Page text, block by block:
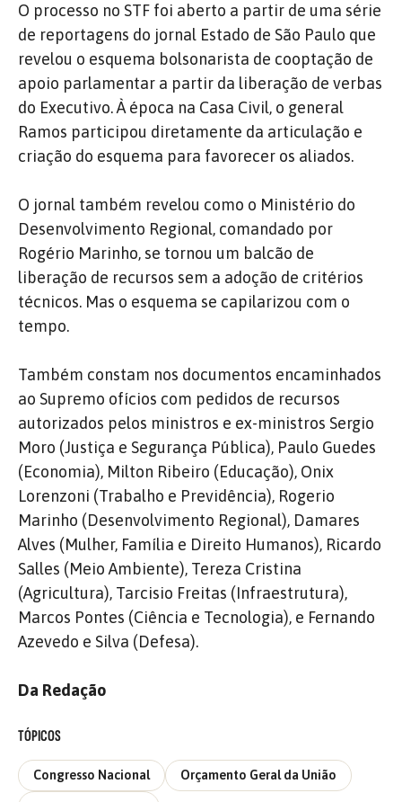
O processo no STF foi aberto a partir de uma série
de reportagens do jornal Estado de São Paulo que
revelou o esquema bolsonarista de cooptação de
apoio parlamentar a partir da liberação de verbas
do Executivo. À época na Casa Civil, o general
Ramos participou diretamente da articulação e
criação do esquema para favorecer os aliados.
O jornal também revelou como o Ministério do
Desenvolvimento Regional, comandado por
Rogério Marinho, se tornou um balcão de
liberação de recursos sem a adoção de critérios
técnicos. Mas o esquema se capilarizou com o
tempo.
Também constam nos documentos encaminhados
ao Supremo ofícios com pedidos de recursos
autorizados pelos ministros e ex-ministros Sergio
Moro (Justiça e Segurança Pública), Paulo Guedes
(Economia), Milton Ribeiro (Educação), Onix
Lorenzoni (Trabalho e Previdência), Rogerio
Marinho (Desenvolvimento Regional), Damares
Alves (Mulher, Família e Direito Humanos), Ricardo
Salles (Meio Ambiente), Tereza Cristina
(Agricultura), Tarcisio Freitas (Infraestrutura),
Marcos Pontes (Ciência e Tecnologia), e Fernando
Azevedo e Silva (Defesa).
Da Redação
TÓPICOS
Congresso Nacional Orçamento Geral da União